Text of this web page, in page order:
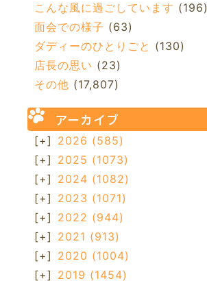
こんな風に過ごしています (196)
面会での様子 (63)
ダディーのひとりごと (130)
店長の思い (23)
その他 (17,807)
アーカイブ
[+] 2026 (585)
[+] 2025 (1073)
[+] 2024 (1082)
[+] 2023 (1071)
[+] 2022 (944)
[+] 2021 (913)
[+] 2020 (1004)
[+] 2019 (1454)